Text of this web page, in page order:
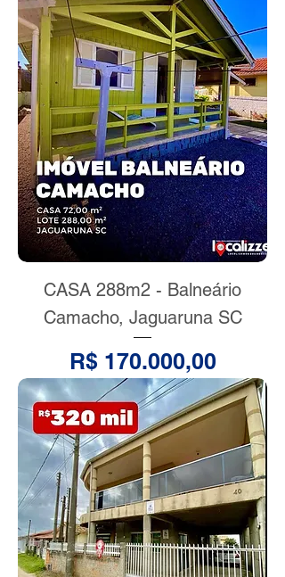
CASA 288m2 - Balneário
Camacho, Jaguaruna SC
Preço
R$ 170.000,00